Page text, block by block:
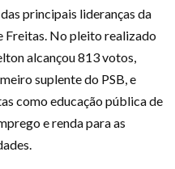
principais lideranças da
Freitas. No pleito realizado
alcançou 813 votos,
suplente do PSB, e
como educação pública de
e renda para as